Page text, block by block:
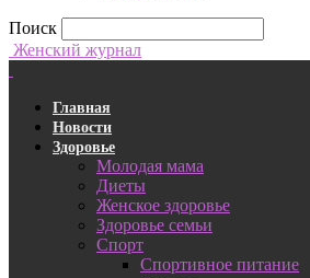
Поиск
Женский журнал
Главная
Новости
Здоровье
Молодая мама
Диеты
Женское здоровье
Здоровье семьи
Спорт
Спортивное питание